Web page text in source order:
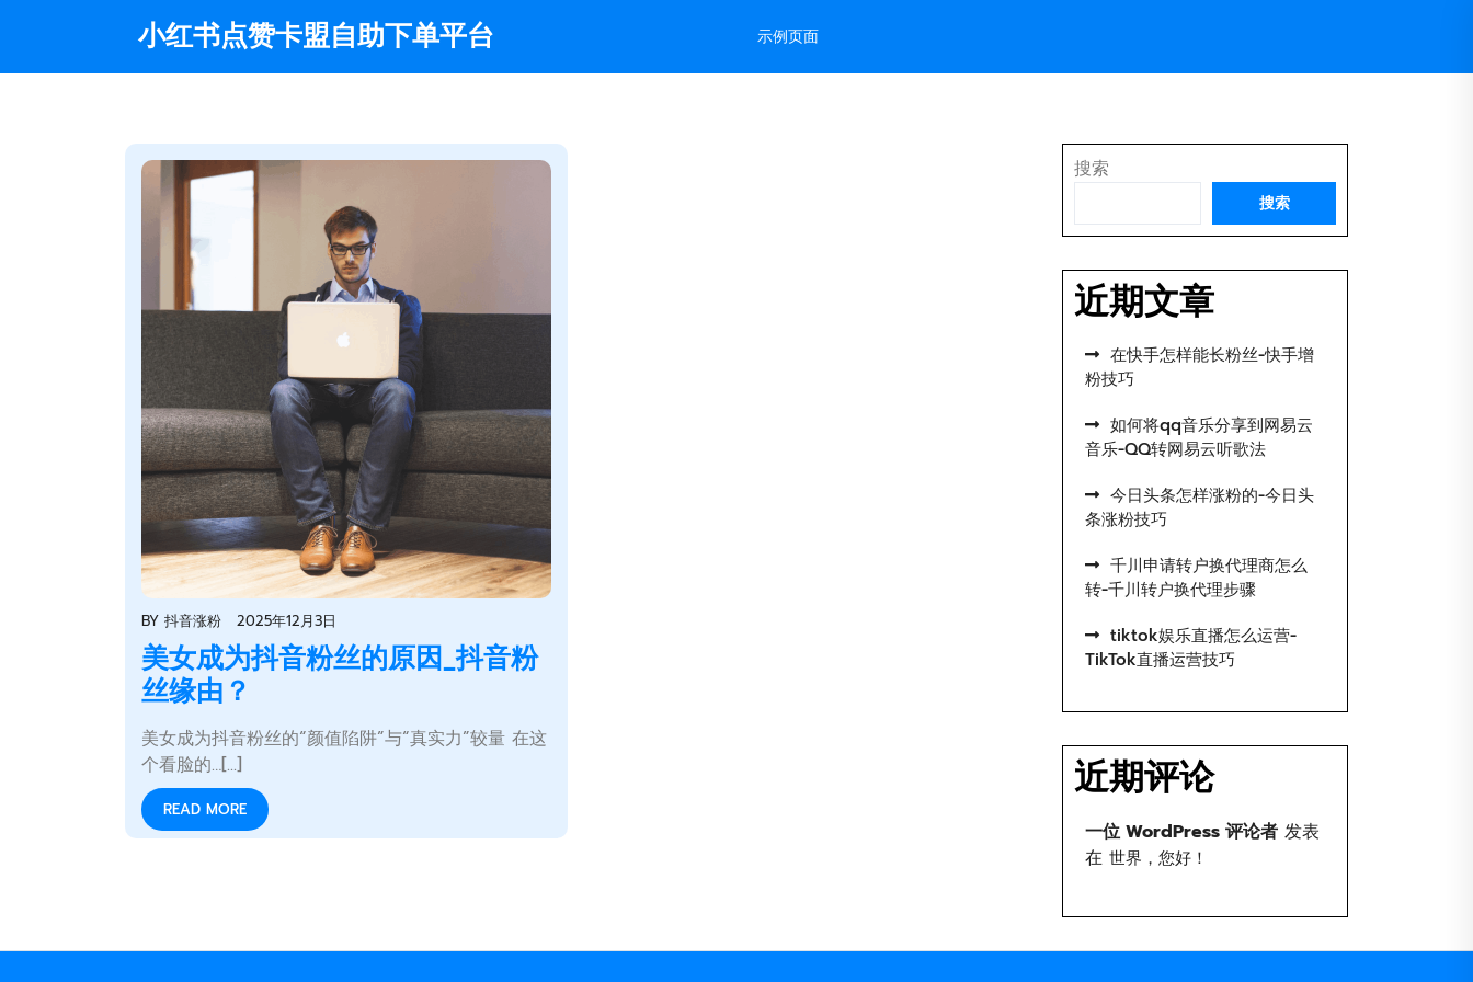
小红书点赞卡盟自助下单平台 示例页面
BY 抖音涨粉 2025年12月3日
美女成为抖音粉丝的原因_抖音粉
丝缘由？
美女成为抖音粉丝的“颜值陷阱”与“真实力”较量 在这
个看脸的…[...]
READ MORE
搜索
搜索
近期文章
在快手怎样能长粉丝-快手增
粉技巧
如何将qq音乐分享到网易云
音乐-QQ转网易云听歌法
今日头条怎样涨粉的-今日头
条涨粉技巧
千川申请转户换代理商怎么
转-千川转户换代理步骤
tiktok娱乐直播怎么运营-
TikTok直播运营技巧
近期评论
一位 WordPress 评论者 发表
在 世界，您好！